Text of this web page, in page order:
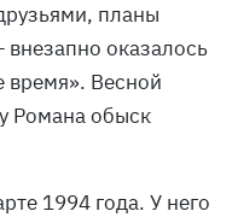
планы
оказалось
время». Весной
Романа обыск
1994 года. У него